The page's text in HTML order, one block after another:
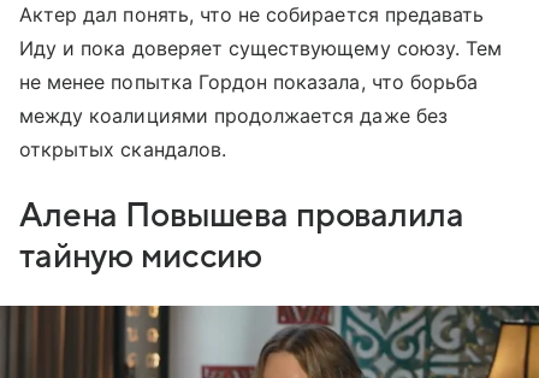
Актер дал понять, что не собирается предавать
Иду и пока доверяет существующему союзу. Тем
не менее попытка Гордон показала, что борьба
между коалициями продолжается даже без
открытых скандалов.
Алена Повышева провалила
тайную миссию